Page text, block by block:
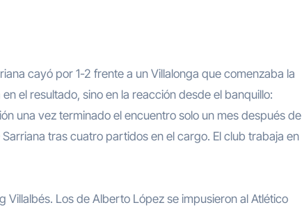
el resultado, sino en la reacción desde el banquillo:
una vez terminado el encuentro solo un mes después de
tras cuatro partidos en el cargo. El club trabaja en
Los de Alberto López se impusieron al Atlético